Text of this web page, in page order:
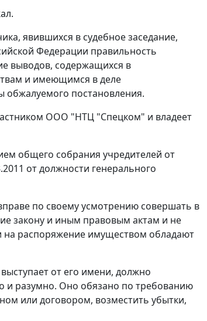
явившихся в судебное заседание,
Федерации правильность
выводов, содержащихся в
и имеющимся в деле
обжалуемого постановления.
ООО "НТЦ "Спецком" и владеет
общего собрания учредителей от
от должности генерального
по своему усмотрению совершать в
закону и иным правовым актам и не
распоряжение имуществом обладают
от его имени, должно
и разумно. Оно обязано по требованию
или договором, возместить убытки,